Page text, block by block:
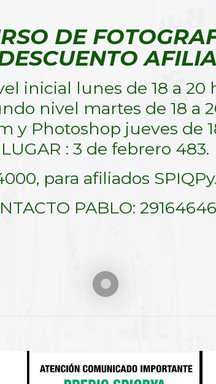
DE
inicial lunes de 18 a 20
nivel martes de 18 a
y Photoshop jueves de
LUGAR : 3 de febrero 483.
para afiliados
PABLO: